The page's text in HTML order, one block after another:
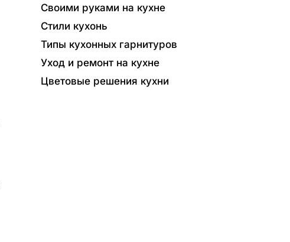
Своими руками на кухне
Стили кухонь
Типы кухонных гарнитуров
Уход и ремонт на кухне
Цветовые решения кухни